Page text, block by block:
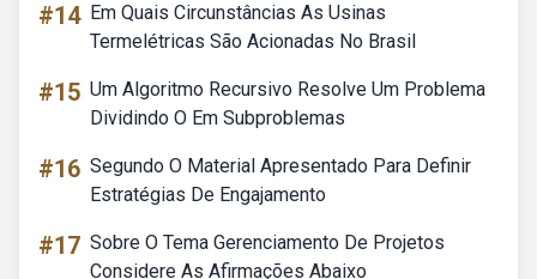
#14 Em Quais Circunstâncias As Usinas
Termelétricas São Acionadas No Brasil
#15 Um Algoritmo Recursivo Resolve Um Problema
Dividindo O Em Subproblemas
#16 Segundo O Material Apresentado Para Definir
Estratégias De Engajamento
#17 Sobre O Tema Gerenciamento De Projetos
Considere As Afirmações Abaixo